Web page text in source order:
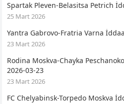
Spartak Pleven-Belasitsa Petrich
25 Mart 2026
Yantra Gabrovo-Fratria Varna
23 Mart 2026
Rodina Moskva-Chayka
2026-03-23
23 Mart 2026
FC Chelyabinsk-Torpedo Moskva